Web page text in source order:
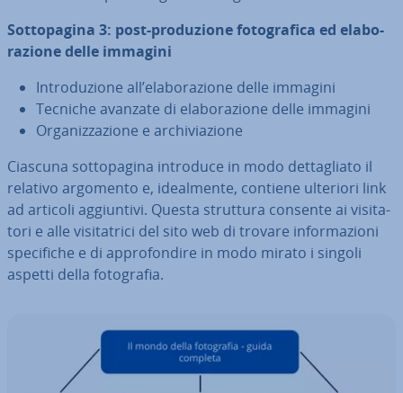
Sot­to­pa­gi­na 3: post-pro­du­zio­ne fo­to­gra­fi­ca ed ela­bo­
ra­zio­ne delle immagini
In­tro­du­zio­ne all’ela­bo­ra­zio­ne delle immagini
Tecniche avanzate di ela­bo­ra­zio­ne delle immagini
Or­ga­niz­za­zio­ne e ar­chi­via­zio­ne
Ciascuna sot­to­pa­gi­na introduce in modo det­ta­glia­to il
relativo argomento e, ideal­men­te, contiene ulteriori link
ad articoli ag­giun­ti­vi. Questa struttura consente ai vi­si­ta­
to­ri e alle vi­si­ta­tri­ci del sito web di trovare in­for­ma­zio­ni
spe­ci­fi­che e di ap­pro­fon­di­re in modo mirato i singoli
aspetti della fo­to­gra­fia.